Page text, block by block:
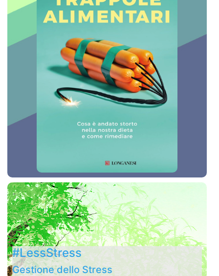
#LessStress
Gestione dello Stress